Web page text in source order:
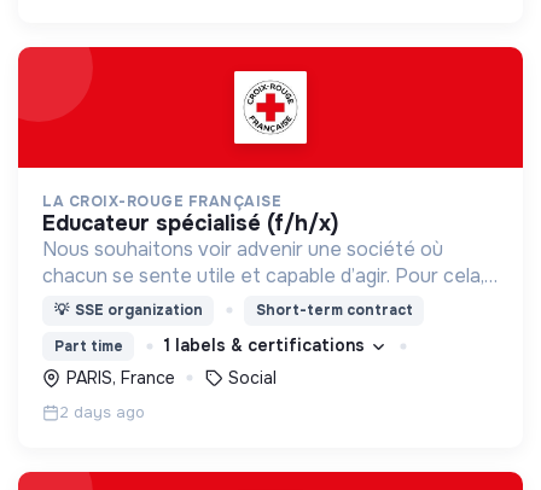
LA CROIX-ROUGE FRANÇAISE
educateur spécialisé (f/h/x)
Nous souhaitons voir advenir une société où
chacun se sente utile et capable d’agir. Pour cela,
nous proposons des moyens et des lieux
💡 SSE organization
Short-term contract
Part time
1 labels & certifications
PARIS, France
Social
2 days ago